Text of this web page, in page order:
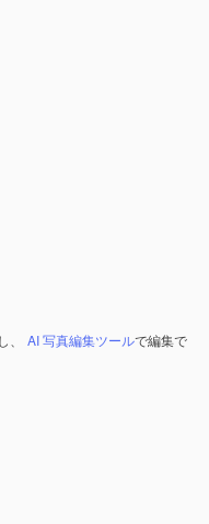
AI 写真編集ツールで編集で